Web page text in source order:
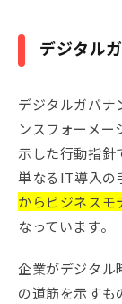
デジタル
デジタルガバナ
ンスフォーメー
示した行動指針
単なるIT導入の
からビジネスモ
なっています。
企業がデジタル
の道筋を示すも